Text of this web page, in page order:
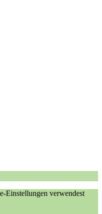
Einstellungen verwendest